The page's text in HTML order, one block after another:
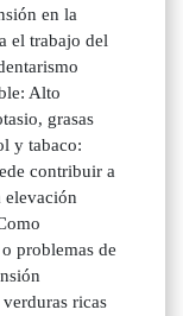
en la
el trabajo del
Alto
grasas
y tabaco:
contribuir a
elevación
problemas de
ricas